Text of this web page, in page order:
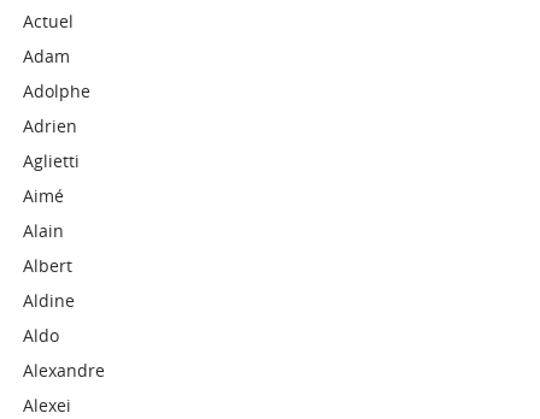
Actuel
Adam
Adolphe
Adrien
Aglietti
Aimé
Alain
Albert
Aldine
Aldo
Alexandre
Alexei